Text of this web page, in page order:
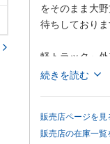
をそのまま大
待ちしており
軽トラック～
車、すぐ探しま
車大好き人間で
わった車が大好
続きを読む
販売店ページを見
販売店の在庫一覧